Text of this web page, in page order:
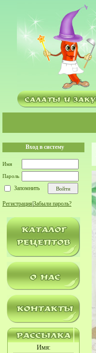
Вход в систему
Имя
Пароль
Запомнить
Регистрация Забыли пароль?
Имя: